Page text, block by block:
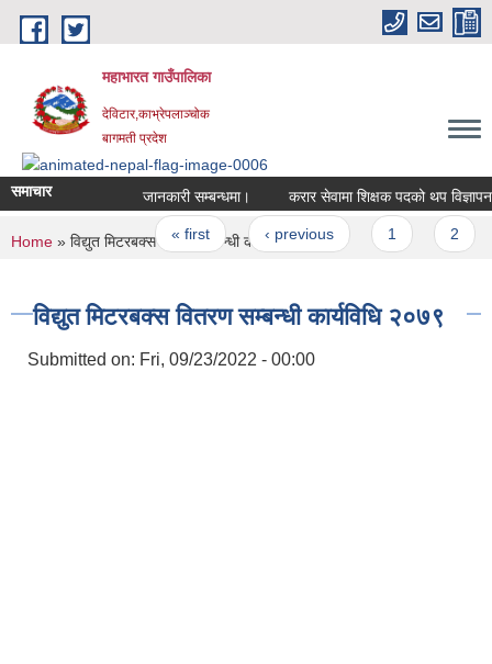
Skip to main content
महाभारत गाउँपालिका
देविटार,काभ्रेपलाञ्चोक
बागमती प्रदेश
समाचार जानकारी सम्बन्धमा। करार सेवामा शिक्षक पदको थप विज्ञापन।
Pages
« first ‹ previous
You are here
Home » विद्युत मिटरबक्स वितरण सम्बन्धी कार्यविधि २०७९
विद्युत मिटरबक्स वितरण सम्बन्धी कार्यविधि २०७९
Submitted on: Fri, 09/23/2022 - 00:00